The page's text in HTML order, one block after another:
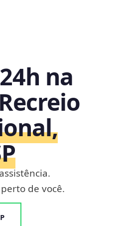
na
de você.